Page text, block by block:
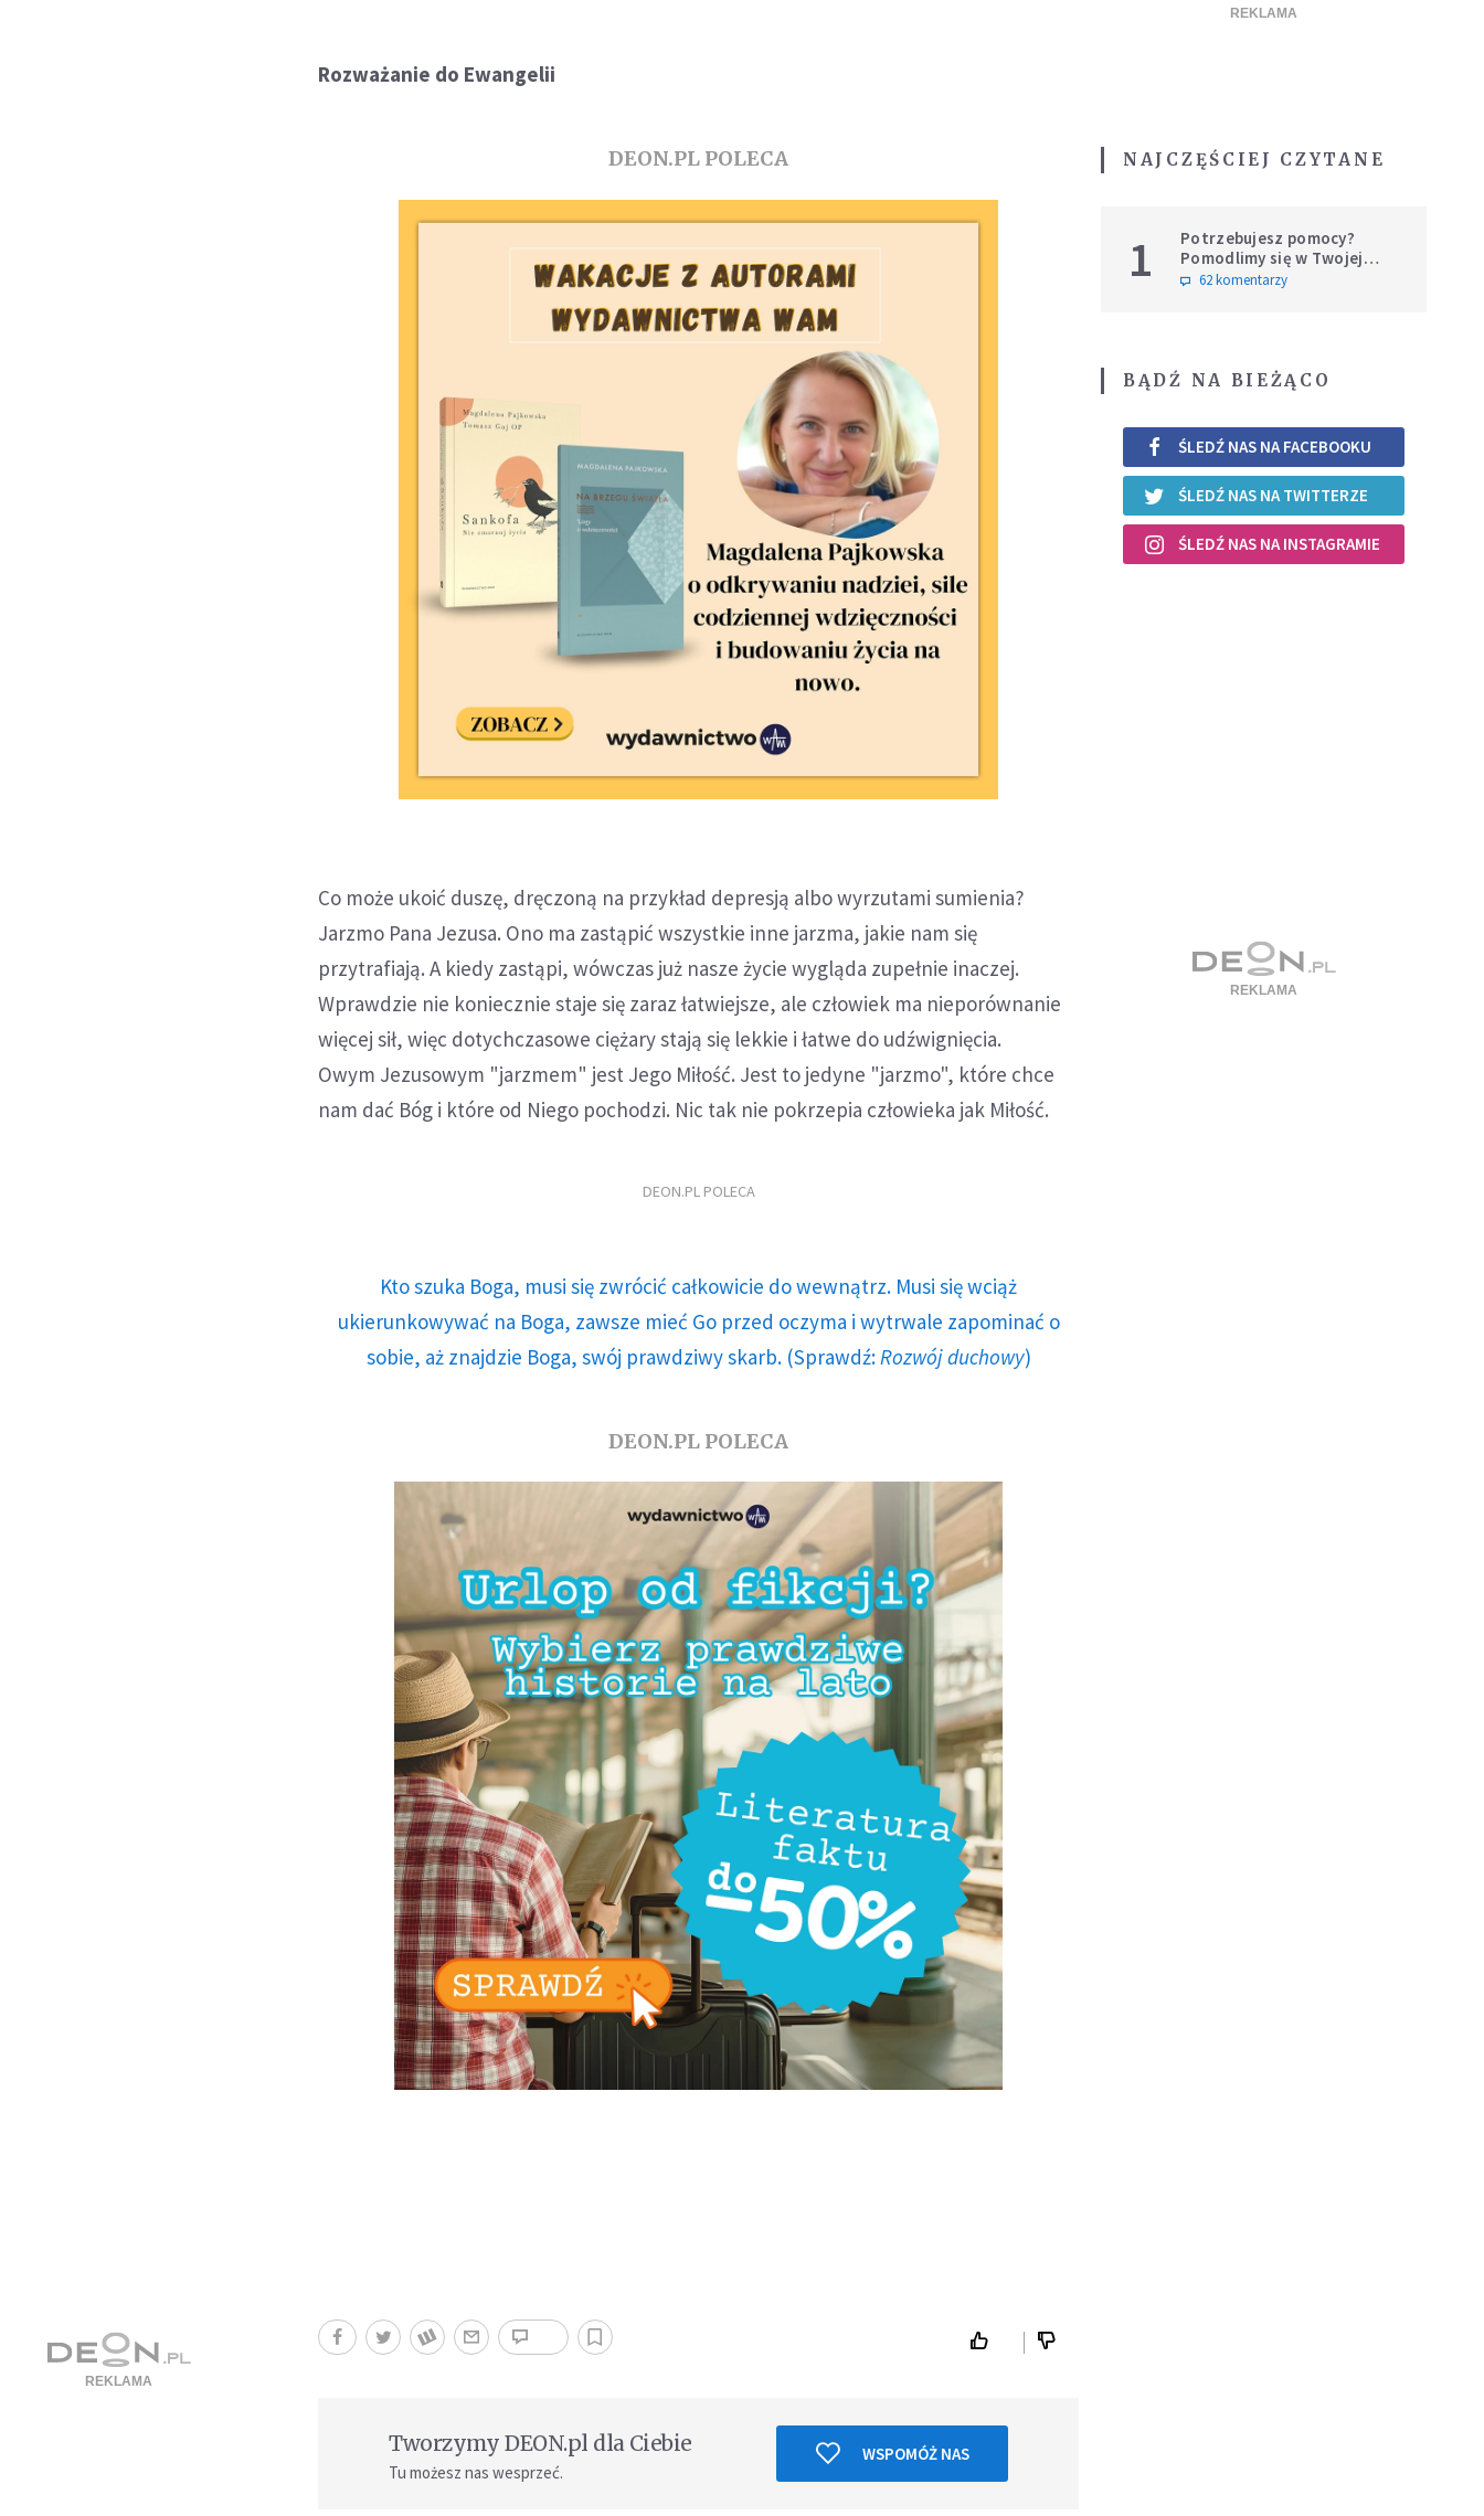
Rozważanie do Ewangelii
DEON.PL POLECA
Co może ukoić duszę, dręczoną na przykład depresją albo wyrzutami sumienia?
Jarzmo Pana Jezusa. Ono ma zastąpić wszystkie inne jarzma, jakie nam się
przytrafiają. A kiedy zastąpi, wówczas już nasze życie wygląda zupełnie inaczej.
Wprawdzie nie koniecznie staje się zaraz łatwiejsze, ale człowiek ma nieporównanie
więcej sił, więc dotychczasowe ciężary stają się lekkie i łatwe do udźwignięcia.
Owym Jezusowym "jarzmem" jest Jego Miłość. Jest to jedyne "jarzmo", które chce
nam dać Bóg i które od Niego pochodzi. Nic tak nie pokrzepia człowieka jak Miłość.
DEON.PL POLECA
Kto szuka Boga, musi się zwrócić całkowicie do wewnątrz. Musi się wciąż
ukierunkowywać na Boga, zawsze mieć Go przed oczyma i wytrwale zapominać o
sobie, aż znajdzie Boga, swój prawdziwy skarb. (Sprawdź: Rozwój duchowy)
DEON.PL POLECA
Tworzymy DEON.pl dla Ciebie
Tu możesz nas wesprzeć.
WSPOMÓŻ NAS
NAJCZĘŚCIEJ CZYTANE
1
Potrzebujesz pomocy?
Pomodlimy się w Twojej
intencji
62 komentarzy
BĄDŹ NA BIEŻĄCO
ŚLEDŹ NAS NA FACEBOOKU
ŚLEDŹ NAS NA TWITTERZE
ŚLEDŹ NAS NA INSTAGRAMIE